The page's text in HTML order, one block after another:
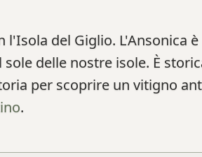
del Giglio. L'Ansonica
delle nostre isole. È
per scoprire un vitigno
.